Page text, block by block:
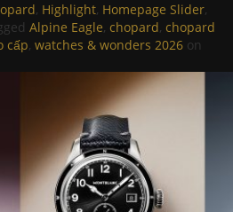
, Highlight, Homepage Slider,
Alpine Eagle, chopard, chopard
cấp, watches & wonders 2026 on